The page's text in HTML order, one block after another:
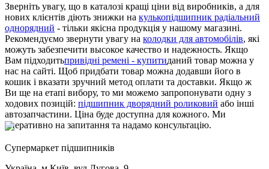
Зверніть увагу, що в каталозі кращі ціни від виробників, а для
нових клієнтів діють знижки на кулькопідшипник радіальний
однорядний - тільки якісна продукція у нашому магазині.
Рекомендуємо звернути увагу на колодки для автомобілів, які
можуть забезпечити высокое качество и надежность. Якщо
Вам підходитьпривідні ремені - купитиданий товар можна у
нас на сайті. Щоб придбати товар можна додавши його в
кошик і вказати зручний метод оплати та доставки. Якщо ж
Ви ще на етапі вибору, то ми можемо запропонувати одну з
ходових позицій: підшипник дворядний роликовий або інші
автозапчастини. Ціна буде доступна для кожного. Ми
оперативно на запитання та надамо консультацію.
Cупермаркет підшипників